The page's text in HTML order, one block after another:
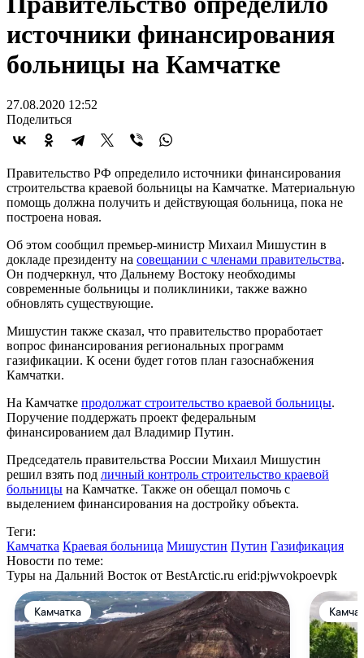
источники финансирования
больницы на Камчатке
27.08.2020 12:52
Поделиться
Правительство РФ определило источники финансирования
строительства краевой больницы на Камчатке. Материальную
помощь должна получить и действующая больница, пока не
построена новая.
Об этом сообщил премьер-министр Михаил Мишустин в
докладе президенту на совещании с членами правительства.
Он подчеркнул, что Дальнему Востоку необходимы
современные больницы и поликлиники, также важно
обновлять существующие.
Мишустин также сказал, что правительство проработает
вопрос финансирования региональных программ
газификации. К осени будет готов план газоснабжения
Камчатки.
На Камчатке продолжат строительство краевой больницы.
Поручение поддержать проект федеральным
финансированием дал Владимир Путин.
Председатель правительства России Михаил Мишустин
решил взять под личный контроль строительство краевой
больницы на Камчатке. Также он обещал помочь с
выделением финансирования на достройку объекта.
Теги:
Камчатка Краевая больница Мишустин Путин Газификация
Новости по теме:
Туры на Дальний Восток от BestArctic.ru erid:pjwvokpoevpk